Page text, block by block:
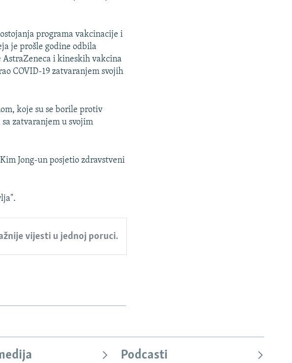
programa vakcinacije i
je prošle godine odbila
i kineskih vakcina
COVID-19 zatvaranjem svojih
koje su se borile protiv
zatvaranjem u svojim
Jong-un posjetio zdravstveni
vijesti u jednoj poruci.
Podcasti